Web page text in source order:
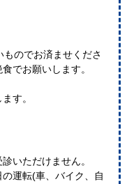
のでお済ませくださ
でお願いします。
す。
いただけません。
運転(車、バイク、自